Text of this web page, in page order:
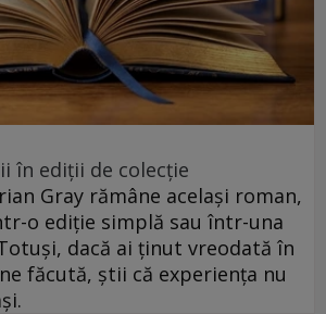
în ediții de colecție
Gray rămâne același roman,
o ediție simplă sau într-una
dacă ai ținut vreodată în
făcută, știi că experiența nu